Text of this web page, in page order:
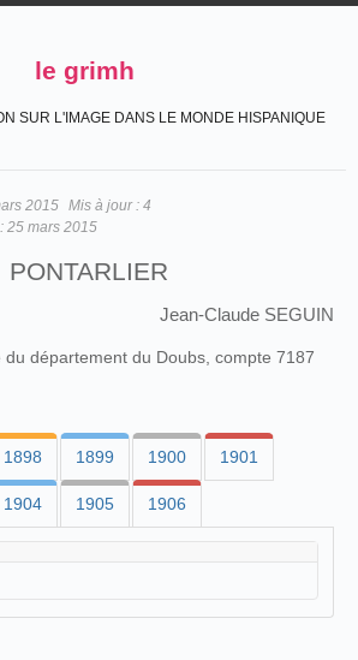
le grimh
SUR L'IMAGE DANS LE MONDE HISPANIQUE
2015 Mis à jour : 4
25 mars 2015
PONTARLIER
Jean-Claude SEGUIN
du département du Doubs, compte 7187
1898 1899 1900 1901
1904 1905 1906